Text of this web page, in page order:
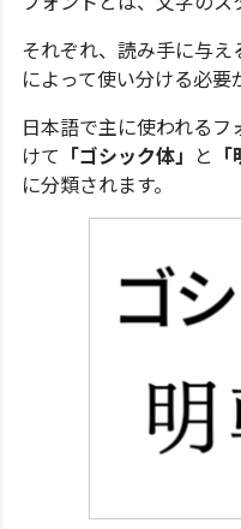
それぞれ、読み手に与
によって使い分ける必要
日本語で主に使われる
けて 「ゴシック体」 と
に分類されます。